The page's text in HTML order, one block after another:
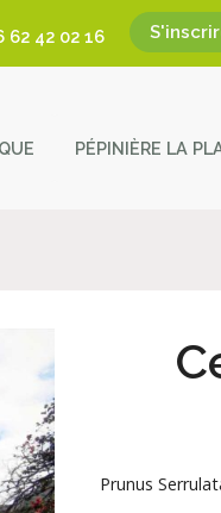
62 42 02 16
PÉPINIÈRE LA
Prunus